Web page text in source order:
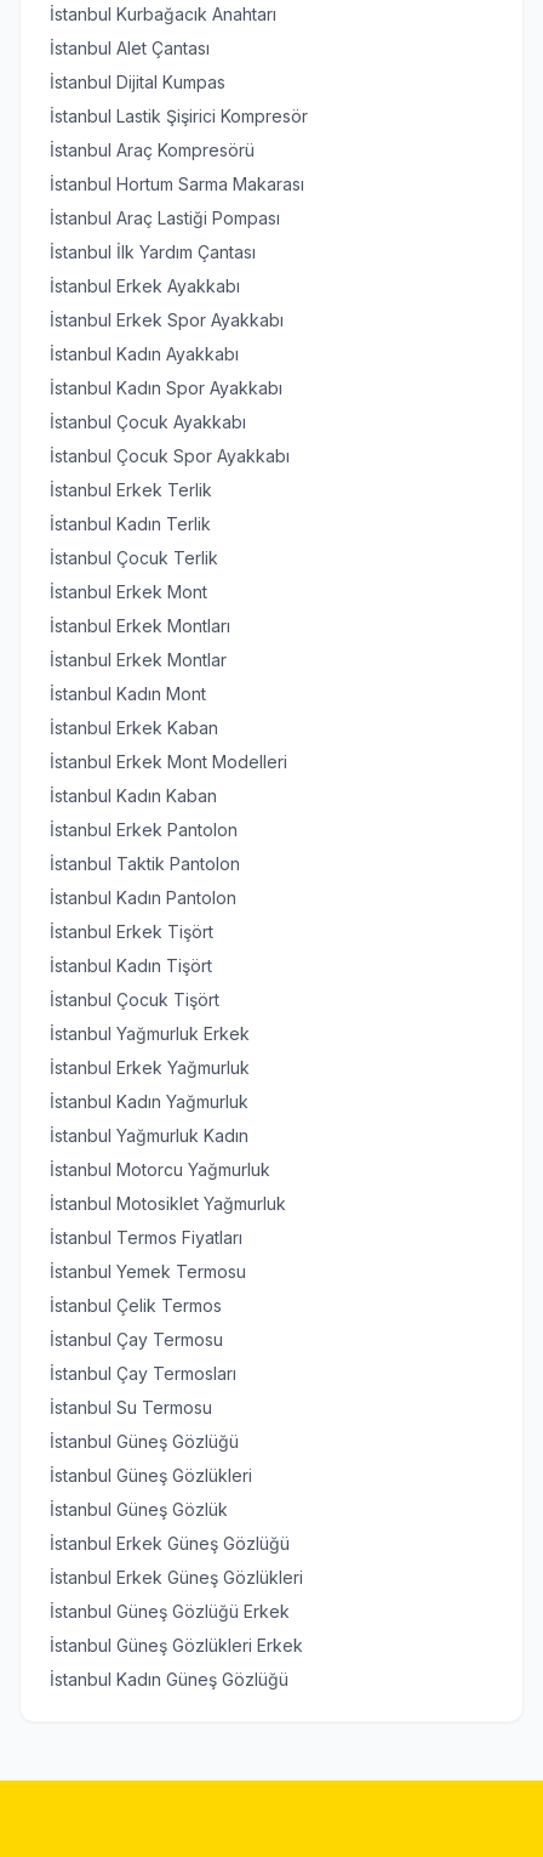
İstanbul Kurbağacık Anahtarı
İstanbul Alet Çantası
İstanbul Dijital Kumpas
İstanbul Lastik Şişirici Kompresör
İstanbul Araç Kompresörü
İstanbul Hortum Sarma Makarası
İstanbul Araç Lastiği Pompası
İstanbul İlk Yardım Çantası
İstanbul Erkek Ayakkabı
İstanbul Erkek Spor Ayakkabı
İstanbul Kadın Ayakkabı
İstanbul Kadın Spor Ayakkabı
İstanbul Çocuk Ayakkabı
İstanbul Çocuk Spor Ayakkabı
İstanbul Erkek Terlik
İstanbul Kadın Terlik
İstanbul Çocuk Terlik
İstanbul Erkek Mont
İstanbul Erkek Montları
İstanbul Erkek Montlar
İstanbul Kadın Mont
İstanbul Erkek Kaban
İstanbul Erkek Mont Modelleri
İstanbul Kadın Kaban
İstanbul Erkek Pantolon
İstanbul Taktik Pantolon
İstanbul Kadın Pantolon
İstanbul Erkek Tişört
İstanbul Kadın Tişört
İstanbul Çocuk Tişört
İstanbul Yağmurluk Erkek
İstanbul Erkek Yağmurluk
İstanbul Kadın Yağmurluk
İstanbul Yağmurluk Kadın
İstanbul Motorcu Yağmurluk
İstanbul Motosiklet Yağmurluk
İstanbul Termos Fiyatları
İstanbul Yemek Termosu
İstanbul Çelik Termos
İstanbul Çay Termosu
İstanbul Çay Termosları
İstanbul Su Termosu
İstanbul Güneş Gözlüğü
İstanbul Güneş Gözlükleri
İstanbul Güneş Gözlük
İstanbul Erkek Güneş Gözlüğü
İstanbul Erkek Güneş Gözlükleri
İstanbul Güneş Gözlüğü Erkek
İstanbul Güneş Gözlükleri Erkek
İstanbul Kadın Güneş Gözlüğü